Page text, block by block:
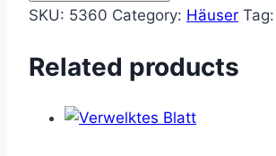
SKU: 5360 Category: Häuser Tag:
Related products